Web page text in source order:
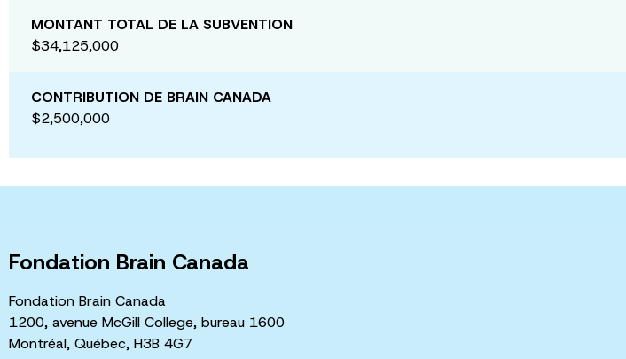
MONTANT TOTAL DE LA SUBVENTION
$34,125,000
CONTRIBUTION DE BRAIN CANADA
$2,500,000
Fondation Brain Canada
Fondation Brain Canada
1200, avenue McGill College, bureau 1600
Montréal, Québec, H3B 4G7